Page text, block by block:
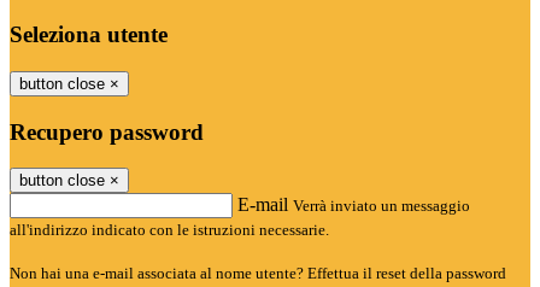
Seleziona utente
button close ×
Recupero password
button close ×
E-mail Verrà inviato un messaggio
all'indirizzo indicato con le istruzioni necessarie.
Non hai una e-mail associata al nome utente? Effettua il reset della password